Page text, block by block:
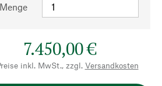
Menge
7.450,00 €
inkl. MwSt., zzgl. Versandkosten